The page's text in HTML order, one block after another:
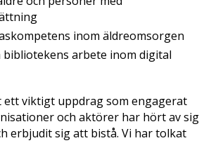
inom äldreomsorgen
arbete inom digital
ett viktigt uppdrag som engagerat
och aktörer har hört av sig
erbjudit sig att bistå. Vi har tolkat